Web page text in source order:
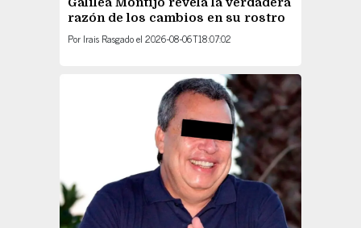
razón de los cambios en su rostro
Por Irais Rasgadoel 2026-08-06T18:07:02